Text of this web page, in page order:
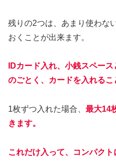
残りの2つは、あまり使わな
おくことが出来ます。
IDカード入れ、小銭スペー
のごとく、カードを入れるこ
1枚ずつ入れた場合、 最大14
きます。
これだけ入って、コンパク